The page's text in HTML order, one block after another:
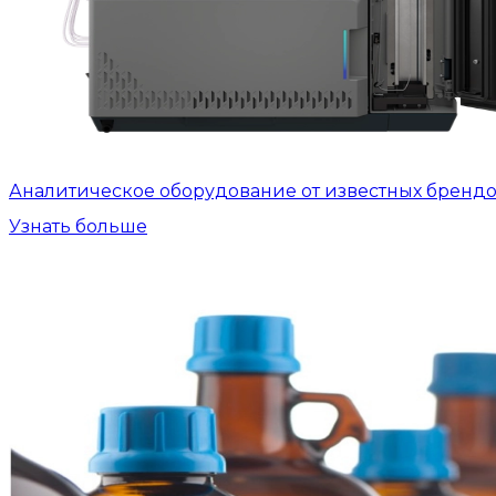
Аналитическое оборудование от известных
Узнать больше